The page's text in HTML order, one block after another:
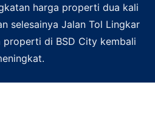
harga properti dua kali
selesainya Jalan Tol Lingkar
properti di BSD City kembali